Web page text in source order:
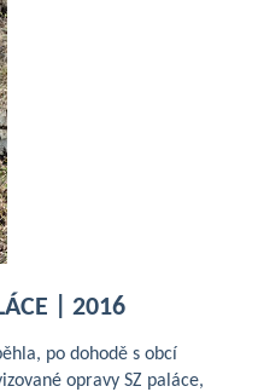
| 2016
po dohodě s obcí
opravy SZ paláce,